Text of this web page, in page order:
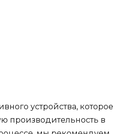
устройства, которое
производительность в